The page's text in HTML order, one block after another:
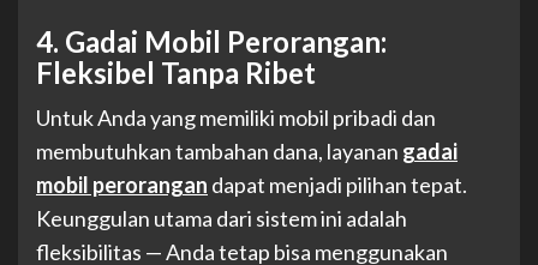
4. Gadai Mobil Perorangan:
Fleksibel Tanpa Ribet
Untuk Anda yang memiliki mobil pribadi dan
membutuhkan tambahan dana, layanan gadai
mobil perorangan dapat menjadi pilihan tepat.
Keunggulan utama dari sistem ini adalah
fleksibilitas — Anda tetap bisa menggunakan